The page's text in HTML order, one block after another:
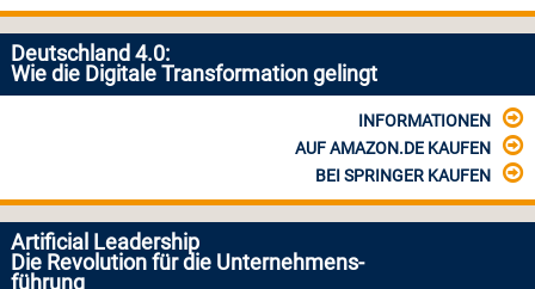
Deutschland 4.0:
Wie die Digitale Transformation gelingt
INFORMATIONEN
AUF AMAZON.DE KAUFEN
BEI SPRINGER KAUFEN
Artificial Leadership
Die Revolution für die Unternehmens-
führung